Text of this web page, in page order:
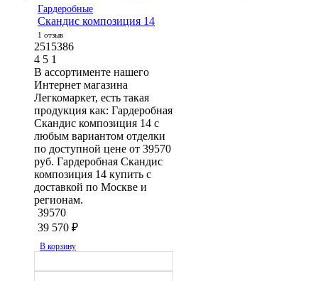
Гардеробные
Скандис композиция 14
1 отзыв
2515386
4 5 1
В ассортименте нашего
Интернет магазина
Легкомаркет, есть такая
продукция как: Гардеробная
Скандис композиция 14 с
любым вариантом отделки
по доступной цене от 39570
руб. Гардеробная Скандис
композиция 14 купить с
доставкой по Москве и
регионам.
39570
39 570 ₽
В корзину